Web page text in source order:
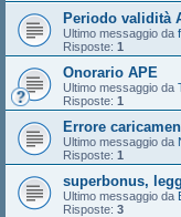
Periodo validità
Ultimo messaggio da
Risposte: 1
Onorario APE
Ultimo messaggio da
Risposte: 1
Errore
Ultimo messaggio da
Risposte: 1
superbonus,
Ultimo messaggio da
Risposte: 3